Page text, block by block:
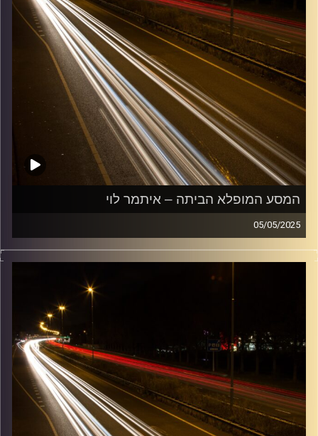
המסע המופלא הביתה – איתמר לוי
05/05/2025
מוזיקה שתלווה אותנו אחרי יום עבודה ארוך ותחזיר אותנו
הביתה בשלום עם איתמר לוי
קרדיט תמונות: